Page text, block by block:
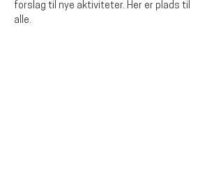
forslag til nye aktiviteter. Her er plads til
alle.